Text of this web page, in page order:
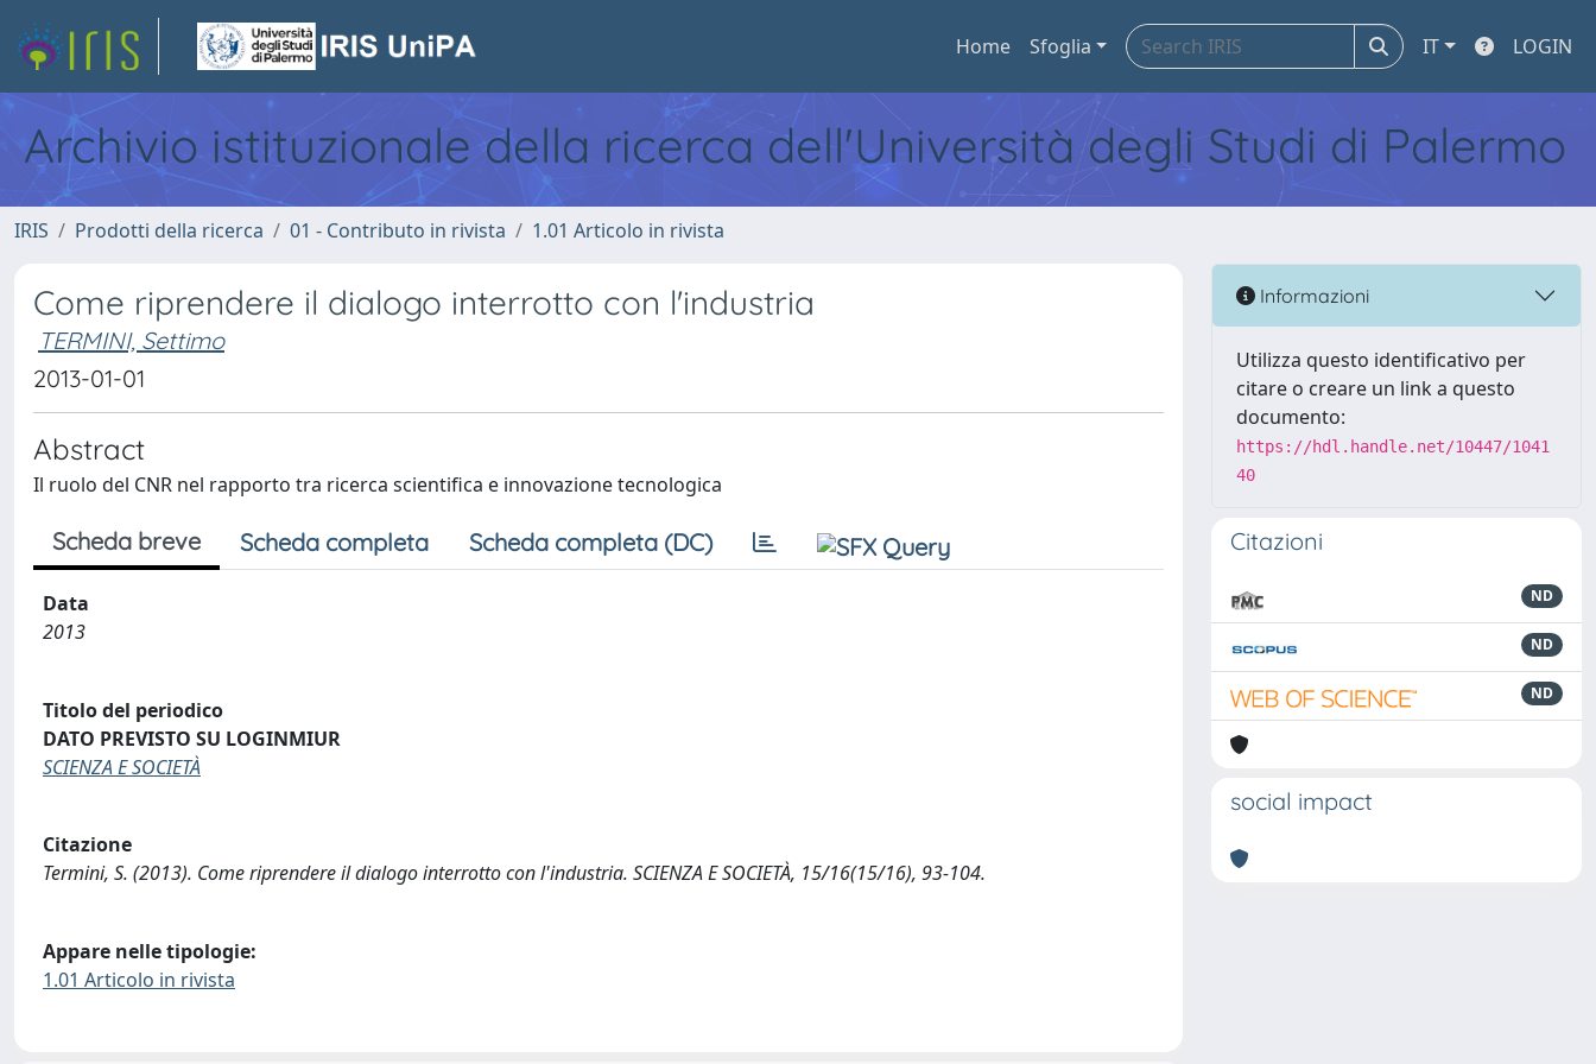
Home Sfoglia IT LOGIN
Archivio istituzionale della ricerca dell'Università degli Studi di Palermo
IRIS Prodotti della ricerca 01 - Contributo in rivista 1.01 Articolo in rivista
Come riprendere il dialogo interrotto con l'industria
TERMINI, Settimo
2013-01-01
Abstract
Il ruolo del CNR nel rapporto tra ricerca scientifica e innovazione tecnologica
Scheda breve Scheda completa Scheda completa (DC)
Data
2013
Titolo del periodico
DATO PREVISTO SU LOGINMIUR
SCIENZA E SOCIETÀ
Citazione
Termini, S. (2013). Come riprendere il dialogo interrotto con l'industria. SCIENZA E SOCIETÀ, 15/16(15/16), 93-104.
Appare nelle tipologie:
1.01 Articolo in rivista
Informazioni
Utilizza questo identificativo per
citare o creare un link a questo
documento:
https://hdl.handle.net/10447/1041
40
Citazioni
ND
ND
ND
social impact